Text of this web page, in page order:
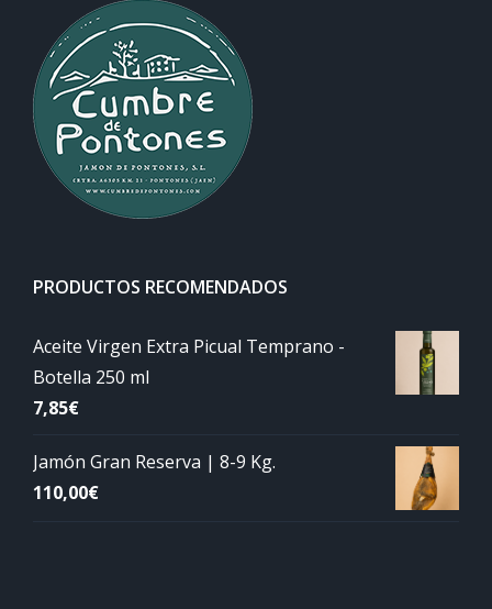
PRODUCTOS RECOMENDADOS
Aceite Virgen Extra Picual Temprano -
Botella 250 ml
7,85€
Jamón Gran Reserva | 8-9 Kg.
110,00€